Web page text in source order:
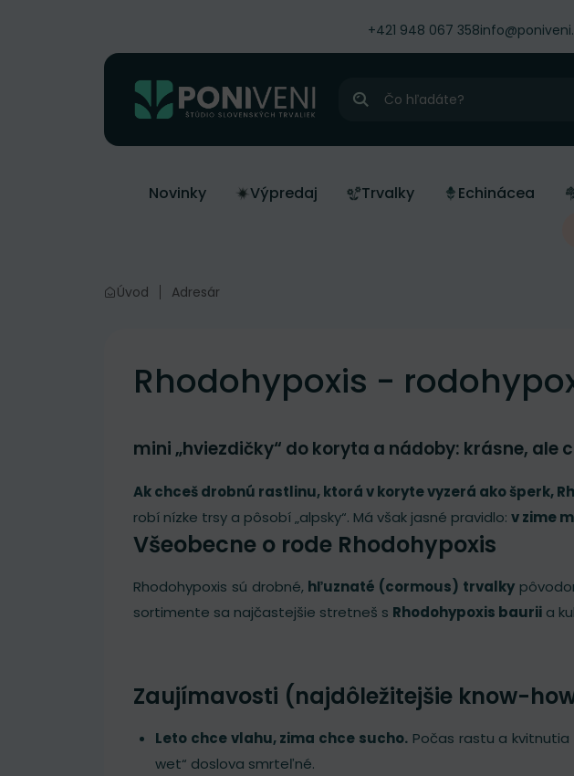
+421 948 067 358
Hľadať
Novinky Výpredaj Trvalky Echinácea
Úvod Adresár
Rhodohypoxis -
mini „hviezdičky“ do koryta a nádoby: krásne, ale
Ak chceš drobnú rastlinu, ktorá v koryte vyzerá ako šperk,
robí nízke trsy a pôsobí „alpsky“. Má však jasné pravidlo: v zime
Všeobecne o rode Rhodohypoxis
Rhodohypoxis sú drobné, hľuznaté (cormous) trvalky
sortimente sa najčastejšie stretneš s Rhodohypoxis baurii a
Zaujímavosti (najdôležitejšie know-
Leto chce vlahu, zima chce sucho. Počas rastu a
wet“ doslova smrteľné.